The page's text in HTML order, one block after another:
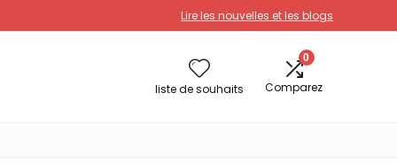
Lire les nouvelles et les blogs
liste de souhaits
0
Comparez